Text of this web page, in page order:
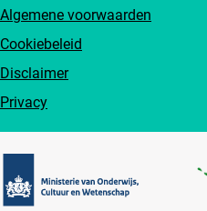
Algemene voorwaarden
Cookiebeleid
Disclaimer
Privacy